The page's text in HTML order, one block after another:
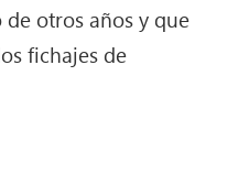
otros años y que
fichajes de